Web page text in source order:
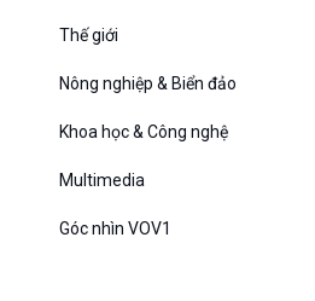
Thế giới
Nông nghiệp & Biển đảo
Khoa học & Công nghệ
Multimedia
Góc nhìn VOV1